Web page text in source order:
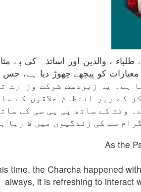
، والدین اور اساتذہ کی بے
ہے۔ یہ زبردست شرکت وزارت
کے زیر انتظام علاقوں کے
وقت کے ساتھ پی پی سی کے
سب کی زندگیوں میں لا رہا
As the
time, the Charcha happened with
always, it is refreshing to interact